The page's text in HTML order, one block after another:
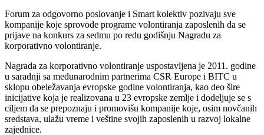
Forum za odgovorno poslovanje i Smart kolektiv pozivaju sve
kompanije koje sprovode programe volontiranja zaposlenih da se
prijave na konkurs za sedmu po redu godišnju Nagradu za
korporativno volontiranje.
Nagrada za korporativno volontiranje uspostavljena je 2011. godine
u saradnji sa međunarodnim partnerima CSR Europe i BITC u
sklopu obeležavanja evropske godine volontiranja, kao deo šire
inicijative koja je realizovana u 23 evropske zemlje i dodeljuje se s
ciljem da se prepoznaju i promovišu kompanije koje, osim novčanih
sredstava, ulažu vreme i veštine svojih zaposlenih u razvoj lokalne
zajednice.